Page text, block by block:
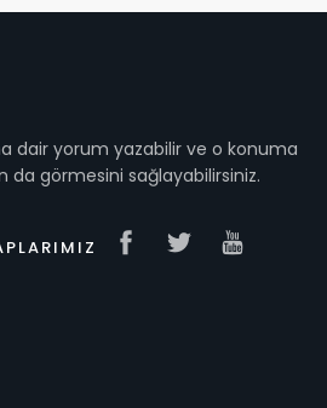
dair yorum yazabilir ve o konuma
da görmesini sağlayabilirsiniz.